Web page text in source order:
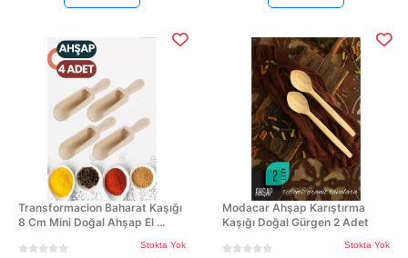
Transformacion Baharat Kaşığı
8 Cm Mini Doğal Ahşap El ...
Stokta Yok
Modacar Ahşap Karıştırma
Kaşığı Doğal Gürgen 2 Adet
Stokta Yok